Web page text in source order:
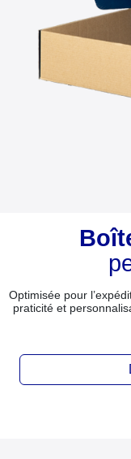
Optimisée pour
praticité et